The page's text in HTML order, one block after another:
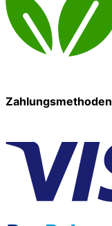
Zahlungsmethoden